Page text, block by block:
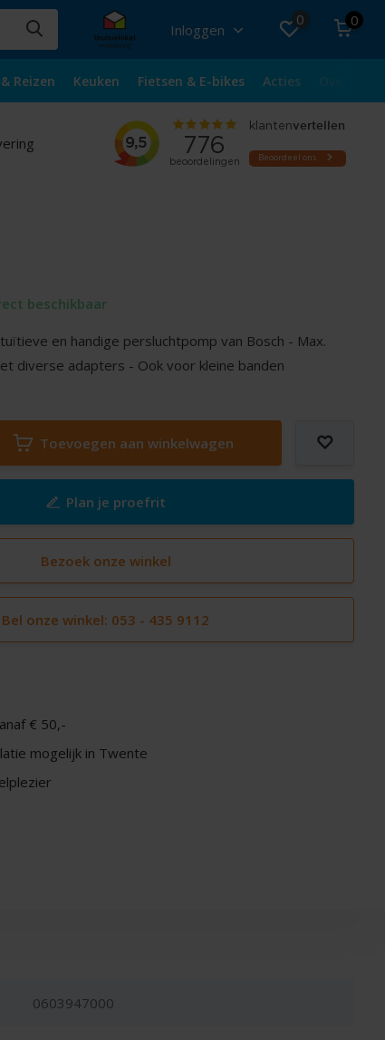
Inloggen
0 0
Reizen Keuken Fietsen & E-bikes Acties
beschikbaar
en handige persluchtpomp van Bosch - Max.
diverse adapters - Ook voor kleine banden
Toevoegen aan winkelwagen
Plan je proefrit
Bezoek onze winkel
Bel onze winkel: 053 - 435 9112
€ 50,-
mogelijk in Twente
0603947000